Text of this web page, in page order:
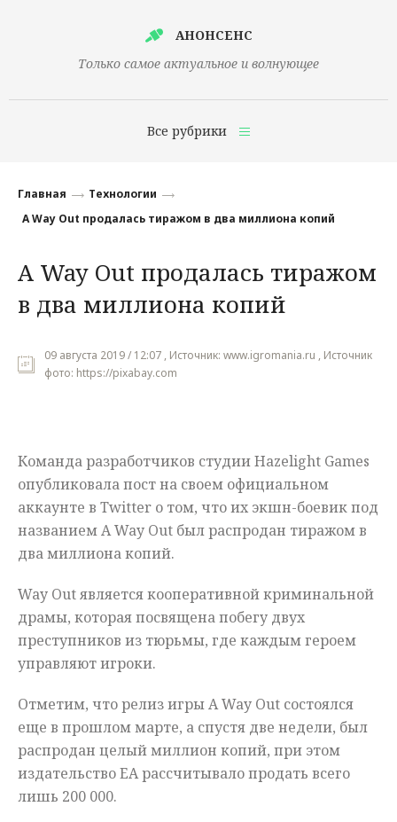
АНОНСЕНС
Только самое актуальное и волнующее
Все рубрики
Финансы
Наука
Культура
Общество
Происшествия
Главная
Технологии
A Way Out продалась тиражом в два миллиона копий
A Way Out продалась тиражом
в два миллиона копий
09 августа 2019 / 12:07 , Источник: www.igromania.ru , Источник
фото: https://pixabay.com
Команда разработчиков студии Hazelight Games
опубликовала пост на своем официальном
аккаунте в Twitter о том, что их экшн-боевик под
названием A Way Out был распродан тиражом в
два миллиона копий.
Way Out является кооперативной криминальной
драмы, которая посвящена побегу двух
преступников из тюрьмы, где каждым героем
управляют игроки.
Отметим, что релиз игры A Way Out состоялся
еще в прошлом марте, а спустя две недели, был
распродан целый миллион копий, при этом
издательство ЕА рассчитывало продать всего
лишь 200 000.